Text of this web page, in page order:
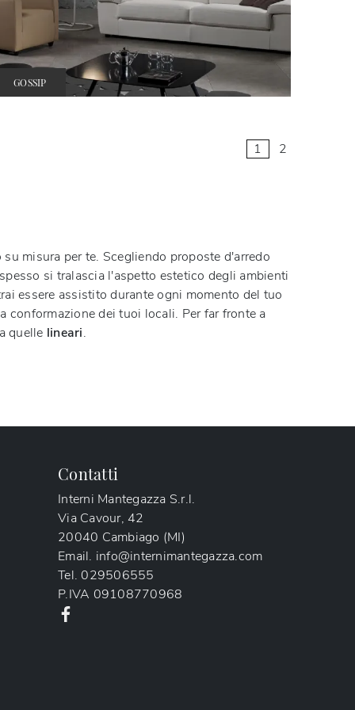
GOSSIP
1 2
misura per te. Scegliendo proposte d'arredo
si tralascia l'aspetto estetico degli ambienti
essere assistito durante ogni momento del tuo
conformazione dei tuoi locali. Per far fronte a
quelle lineari.
Contatti
Interni Mantegazza S.r.l.
Via Cavour, 42
20040 Cambiago (MI)
Email. info@internimantegazza.com
Tel. 029506555
P.IVA 09108770968